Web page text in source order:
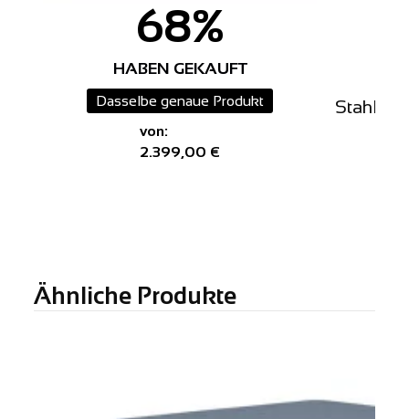
68%
HABEN GEKAUFT
Dasselbe genaue Produkt
von:
2.399,00 €
Ähnliche Produkte